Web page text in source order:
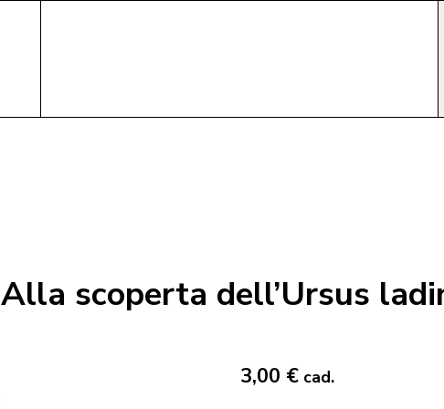
Alla scoperta dell’Ursus
3,00 € cad.